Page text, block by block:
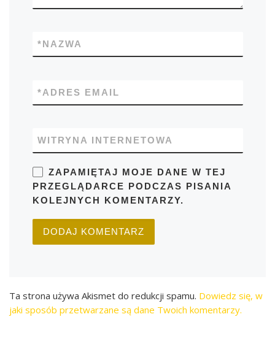
NAZWA
*
ADRES EMAIL
*
WITRYNA INTERNETOWA
ZAPAMIĘTAJ MOJE DANE W TEJ
PRZEGLĄDARCE PODCZAS PISANIA
KOLEJNYCH KOMENTARZY.
Ta strona używa Akismet do redukcji spamu. Dowiedz się, w
jaki sposób przetwarzane są dane Twoich komentarzy.